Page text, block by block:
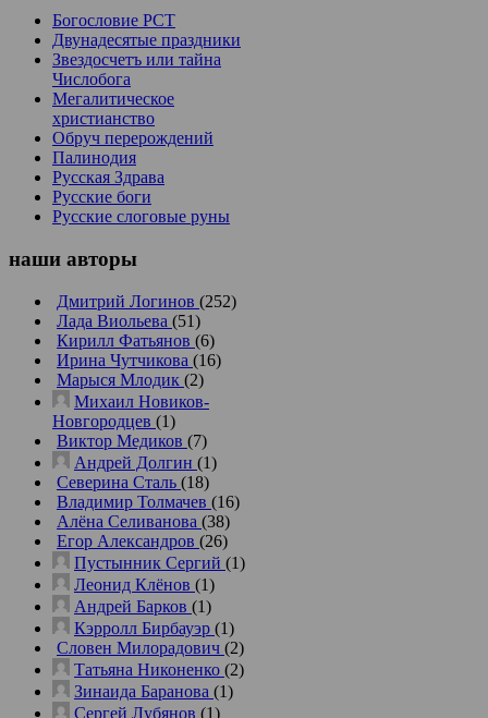
Богословие РСТ
Двунадесятые праздники
Звездосчетъ или тайна
Числобога
Мегалитическое
христианство
Обруч перерождений
Палинодия
Русская Здрава
Русские боги
Русские слоговые руны
наши авторы
Дмитрий Логинов (252)
Лада Виольева (51)
Кирилл Фатьянов (6)
Ирина Чутчикова (16)
Марыся Млодик (2)
Михаил Новиков-
Новгородцев (1)
Виктор Медиков (7)
Андрей Долгин (1)
Северина Сталь (18)
Владимир Толмачев (16)
Алёна Селиванова (38)
Егор Александров (26)
Пустынник Сергий (1)
Леонид Клёнов (1)
Андрей Барков (1)
Кэрролл Бирбауэр (1)
Словен Милорадович (2)
Татьяна Никоненко (2)
Зинаида Баранова (1)
Сергей Лубянов (1)